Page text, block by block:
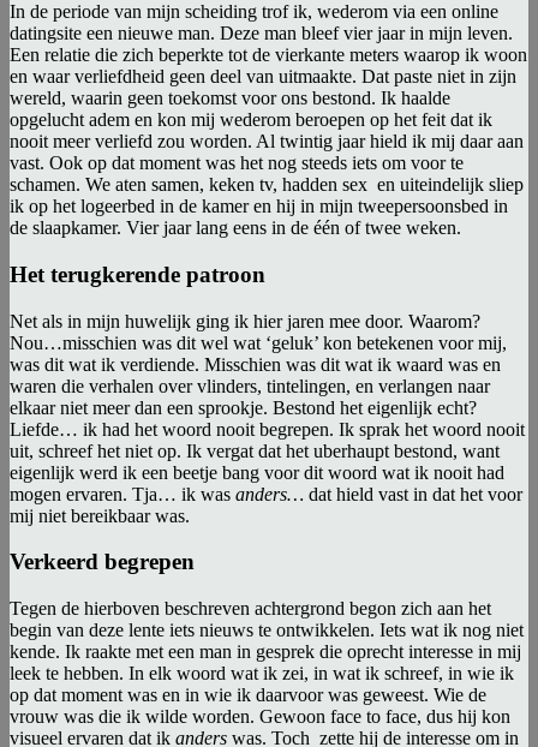
In de periode van mijn scheiding trof ik, wederom via een online
datingsite een nieuwe man. Deze man bleef vier jaar in mijn leven.
Een relatie die zich beperkte tot de vierkante meters waarop ik woon
en waar verliefdheid geen deel van uitmaakte. Dat paste niet in zijn
wereld, waarin geen toekomst voor ons bestond. Ik haalde
opgelucht adem en kon mij wederom beroepen op het feit dat ik
nooit meer verliefd zou worden. Al twintig jaar hield ik mij daar aan
vast. Ook op dat moment was het nog steeds iets om voor te
schamen. We aten samen, keken tv, hadden sex en uiteindelijk sliep
ik op het logeerbed in de kamer en hij in mijn tweepersoonsbed in
de slaapkamer. Vier jaar lang eens in de één of twee weken.
Het terugkerende patroon
Net als in mijn huwelijk ging ik hier jaren mee door. Waarom?
Nou…misschien was dit wel wat ‘geluk’ kon betekenen voor mij,
was dit wat ik verdiende. Misschien was dit wat ik waard was en
waren die verhalen over vlinders, tintelingen, en verlangen naar
elkaar niet meer dan een sprookje. Bestond het eigenlijk echt?
Liefde… ik had het woord nooit begrepen. Ik sprak het woord nooit
uit, schreef het niet op. Ik vergat dat het uberhaupt bestond, want
eigenlijk werd ik een beetje bang voor dit woord wat ik nooit had
mogen ervaren. Tja… ik was anders… dat hield vast in dat het voor
mij niet bereikbaar was.
Verkeerd begrepen
Tegen de hierboven beschreven achtergrond begon zich aan het
begin van deze lente iets nieuws te ontwikkelen. Iets wat ik nog niet
kende. Ik raakte met een man in gesprek die oprecht interesse in mij
leek te hebben. In elk woord wat ik zei, in wat ik schreef, in wie ik
op dat moment was en in wie ik daarvoor was geweest. Wie de
vrouw was die ik wilde worden. Gewoon face to face, dus hij kon
visueel ervaren dat ik anders was. Toch zette hij de interesse om in